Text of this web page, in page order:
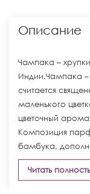
Описание
Чампака –
Индии.Чампака
считается
маленького
цветочный
Композиция
бамбука,
Читать